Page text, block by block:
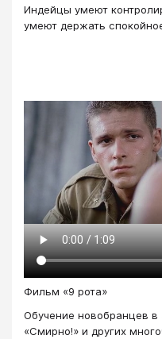
Индейцы умеют
умеют держать
Фильм «9 рота»
Обучение новобранцев в
«Смирно!» и других